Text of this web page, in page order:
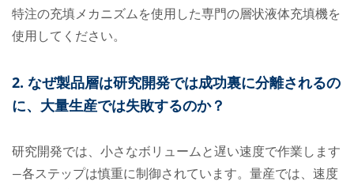
特注の充填メカニズムを使用した専門の層状液体充填機を
使用してください。
2. なぜ製品層は研究開発では成功裏に分離されるの
に、大量生産では失敗するのか？
研究開発では、小さなボリュームと遅い速度で作業します
—各ステップは慎重に制御されています。量産では、速度